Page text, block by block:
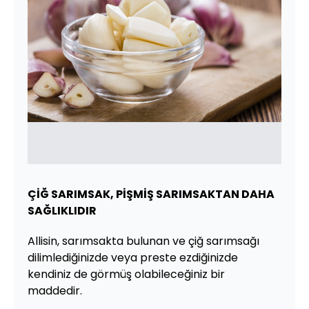
ÇİĞ SARIMSAK, PİŞMİŞ SARIMSAKTAN DAHA
SAĞLIKLIDIR
Allisin, sarımsakta bulunan ve çiğ sarımsağı
dilimlediğinizde veya preste ezdiğinizde
kendiniz de görmüş olabileceğiniz bir
maddedir.